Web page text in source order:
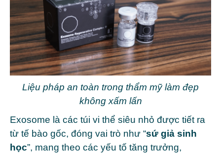
Liệu pháp an toàn trong thẩm mỹ làm đẹp
không xấm lấn
Exosome là các túi vi thể siêu nhỏ được tiết ra
từ tế bào gốc, đóng vai trò như “sứ giả sinh
học”, mang theo các yếu tố tăng trưởng,